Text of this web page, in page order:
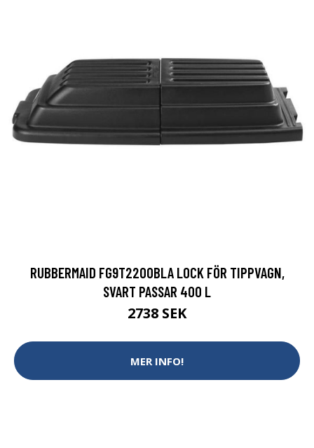
RUBBERMAID FG9T2200BLA LOCK FÖR TIPPVAGN,
SVART PASSAR 400 L
2738 SEK
MER INFO!